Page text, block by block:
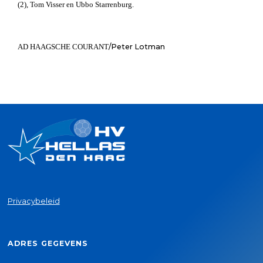
(2), Tom Visser en Ubbo Starrenburg.
AD HAAGSCHE COURANT/Peter Lotman
Privacybeleid
ADRES GEGEVENS